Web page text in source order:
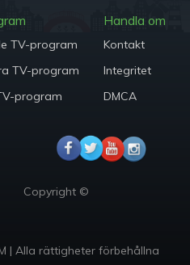
TV-program
TV-program
program
Handla om
Kontakt
Integritet
DMCA
Copyright ©
| Alla rättigheter förbehållna